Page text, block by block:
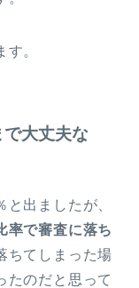
。
大丈夫な
と出ましたが、
率で審査に落ち
ちてしまった場
たのだと思って